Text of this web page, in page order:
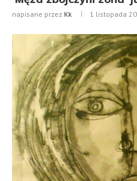
napisane przez Kk 1 listopada